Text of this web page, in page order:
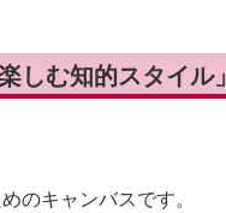
む知的スタイル」
のキャンバスです。